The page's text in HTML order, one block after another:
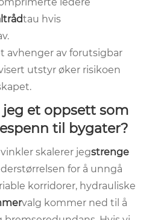
tau hvis
avhenger av forutsigbar
utstyr øker risikoen
jeg et oppsett som
til bygater?
skalerer jegstrenge
for å unngå
korridorer, hydrauliske
valg kommer ned til å